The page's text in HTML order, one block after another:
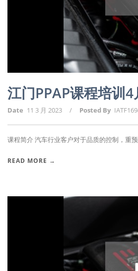
江门PPAP课程培训
Date 11 3 月 2023 / Posted By
课程简介 汽车行业客户对于品质的控制，重
READ MORE →